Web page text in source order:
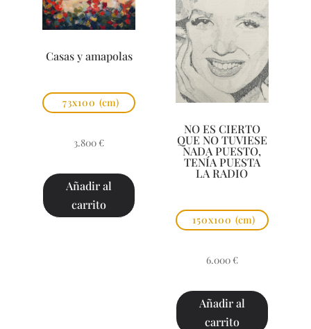
Casas y amapolas
73x100 (cm)
3.800 €
Añadir al
carrito
NO ES CIERTO
QUE NO TUVIESE
NADA PUESTO,
TENÍA PUESTA
LA RADIO
150x100 (cm)
6.000 €
Añadir al
carrito